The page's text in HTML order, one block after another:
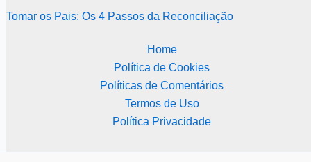
Tomar os Pais: Os 4 Passos da Reconciliação
Home
Política de Cookies
Políticas de Comentários
Termos de Uso
Política Privacidade